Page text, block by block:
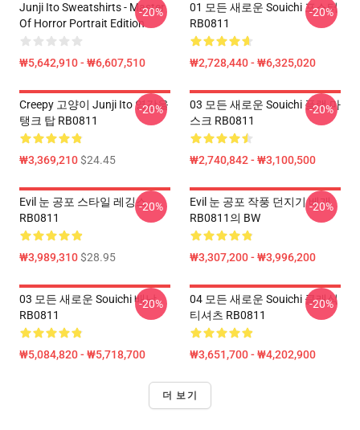
Junji Ito Sweatshirts - Master
Of Horror Portrait Edition
₩5,642,910 - ₩6,607,510
-20%
01 모든 새로운 Souichi 포스터
RB0811
₩2,728,440 - ₩6,325,020
-20%
Creepy 고양이 Junji Ito 영감을
탱크 탑 RB0811
₩3,369,210$24.45
-20%
03 모든 새로운 Souichi 플랫 마
스크 RB0811
₩2,740,842 - ₩3,100,500
-20%
Evil 눈 공포 스타일 레깅스
RB0811
₩3,989,310$28.95
-20%
Evil 눈 공포 작풍 던지기 베개
RB0811의 BW
₩3,307,200 - ₩3,996,200
-20%
03 모든 새로운 Souichi 배낭
RB0811
₩5,084,820 - ₩5,718,700
-20%
04 모든 새로운 Souichi 클래식
티셔츠 RB0811
₩3,651,700 - ₩4,202,900
-20%
더 보기